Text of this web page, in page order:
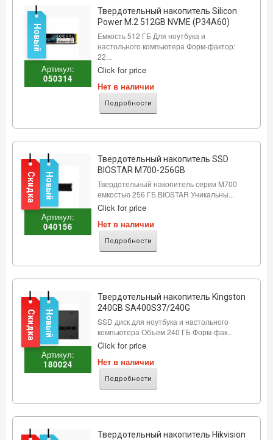
Артикул:
050314
Твердотельный накопитель Silicon
Power M.2 512GB NVME (P34A60)
Емкость 512 ГБ Для ноутбука и
настольного компьютера Форм-фактор:
22...
Click for price
Нет в наличии
Подробности
Новый
Артикул:
040156
Твердотельный накопитель SSD
BIOSTAR M700-256GB
Твердотельный накопитель серии M700
емкостью 256 ГБ BIOSTAR Уникальны...
Click for price
Нет в наличии
Подробности
Новый
Скидка
Артикул:
180024
Твердотельный накопитель Kingston
240GB SA400S37/240G
SSD диск для ноутбука и настольного
компьютера Объем 240 ГБ Форм-фак...
Click for price
Нет в наличии
Подробности
Новый
Скидка
Твердотельный накопитель Hikvision